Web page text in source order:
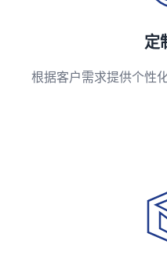
定
根据客户需求提供个性